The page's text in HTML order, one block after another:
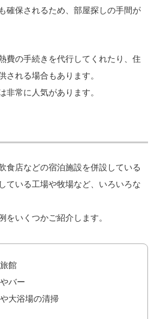
確保されるため、部屋探しの手間が
費の手続きを代行してくれたり、住
れる場合もあります。
常に人気があります。
食店などの宿泊施設を併設している
ている工場や牧場など、いろいろな
いくつかご紹介します。
館
バー
大浴場の清掃